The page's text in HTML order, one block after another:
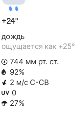
+24°
дождь
ощущается как +25°
744 мм рт. ст.
92%
2 м/с С-СВ
0
27%